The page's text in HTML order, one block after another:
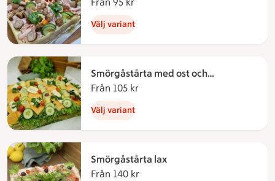
Välj variant
Smörgåstårta med ost och
fruktgarnering
Från 105 kr
Välj variant
Smörgåstårta lax
Från 140 kr